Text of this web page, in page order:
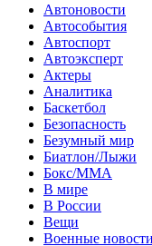
Автоновости
Автособытия
Автоспорт
Автоэксперт
Актеры
Аналитика
Баскетбол
Безопасность
Безумный мир
Биатлон/Лыжи
Бокс/MMA
В мире
В России
Вещи
Военные новости